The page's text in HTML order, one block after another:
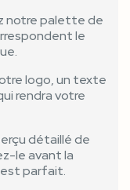
notre palette de
le
logo, un texte
rendra votre
détaillé de
le avant la
parfait.